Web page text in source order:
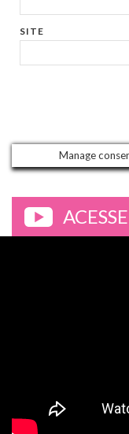
SITE
Manage